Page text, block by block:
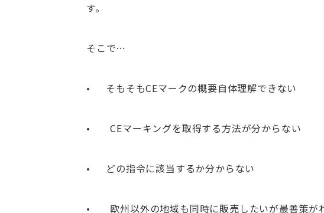
す。
そこで…
• そもそもCEマークの概要自体理解できない
• CEマーキングを取得する方法が分からない
• どの指令に該当するか分からない
• 欧州以外の地域も同時に販売したいが最善策が